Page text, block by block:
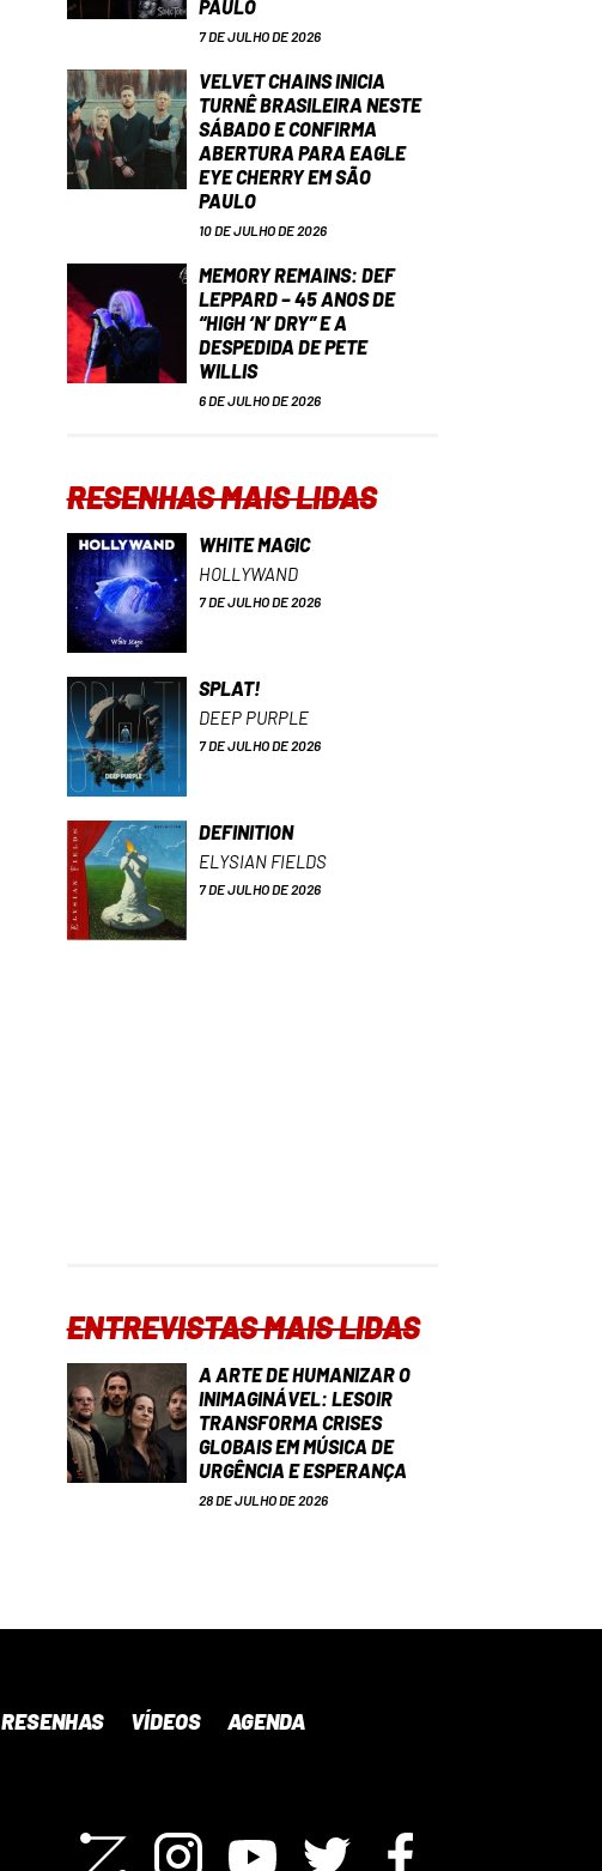
PAULO
7 DE JULHO DE 2026
VELVET CHAINS INICIA
TURNÊ BRASILEIRA NESTE
SÁBADO E CONFIRMA
ABERTURA PARA EAGLE
EYE CHERRY EM SÃO
PAULO
10 DE JULHO DE 2026
MEMORY REMAINS: DEF
LEPPARD – 45 ANOS DE
“HIGH ‘N’ DRY” E A
DESPEDIDA DE PETE
WILLIS
6 DE JULHO DE 2026
RESENHAS MAIS LIDAS
WHITE MAGIC
HOLLYWAND
7 DE JULHO DE 2026
SPLAT!
DEEP PURPLE
7 DE JULHO DE 2026
DEFINITION
ELYSIAN FIELDS
7 DE JULHO DE 2026
ENTREVISTAS MAIS LIDAS
A ARTE DE HUMANIZAR O
INIMAGINÁVEL: LESOIR
TRANSFORMA CRISES
GLOBAIS EM MÚSICA DE
URGÊNCIA E ESPERANÇA
28 DE JULHO DE 2026
RESENHAS VÍDEOS AGENDA